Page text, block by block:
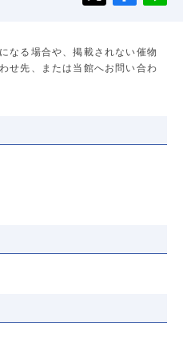
なる場合や、掲載されない催物
せ先、または当館へお問い合わ